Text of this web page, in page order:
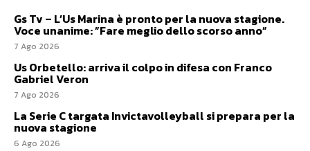
Gs Tv – L’Us Marina è pronto per la nuova stagione.
Voce unanime: ”Fare meglio dello scorso anno”
7 Ago 2026
Us Orbetello: arriva il colpo in difesa con Franco
Gabriel Veron
7 Ago 2026
La Serie C targata Invictavolleyball si prepara per la
nuova stagione
6 Ago 2026